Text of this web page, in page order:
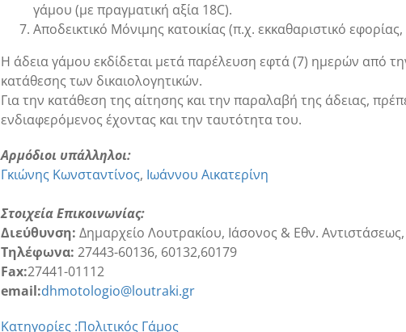
γάμου (με πραγματική αξία 18C).
Αποδεικτικό Μόνιμης κατοικίας (π.χ. εκκαθαριστικό
Η άδεια γάμου εκδίδεται μετά παρέλευση εφτά (7) ημερών από
κατάθεσης των δικαιολογητικών.
Για την κατάθεση της αίτησης και την παραλαβή της άδειας,
ενδιαφερόμενος έχοντας και την ταυτότητα του.
Αρμόδιοι υπάλληλοι:
Γκιώνης Κωνσταντίνος Ιωάννου Αικατερίνη
Στοιχεία Επικοινωνίας:
Διεύθυνση: Δημαρχείο Λουτρακίου, Ιάσονος & Εθν.
Τηλέφωνα: 27443-60136, 60132,60179
Fax:27441-01112
email:dhmotologio@loutraki.gr
Κατηγορίες :Πολιτικός Γάμος